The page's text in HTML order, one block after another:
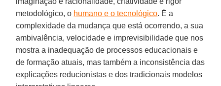
metodológico, o humano e o tecnológico. É a
complexidade da mudança que está ocorrendo, a sua
ambivalência, velocidade e imprevisibilidade que nos
mostra a inadequação de processos educacionais e
de formação atuais, mas também a inconsistência das
explicações reducionistas e dos tradicionais modelos